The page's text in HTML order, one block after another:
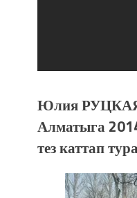
Юлия
Алматыга
тез каттап